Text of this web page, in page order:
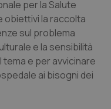
per la Salute
obiettivi la raccolta
sul problema
e la sensibilità
e per avvicinare
ai bisogni dei